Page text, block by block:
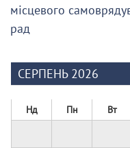
місцевого
рад
СЕРПЕНЬ 2026
Нд Пн Вт